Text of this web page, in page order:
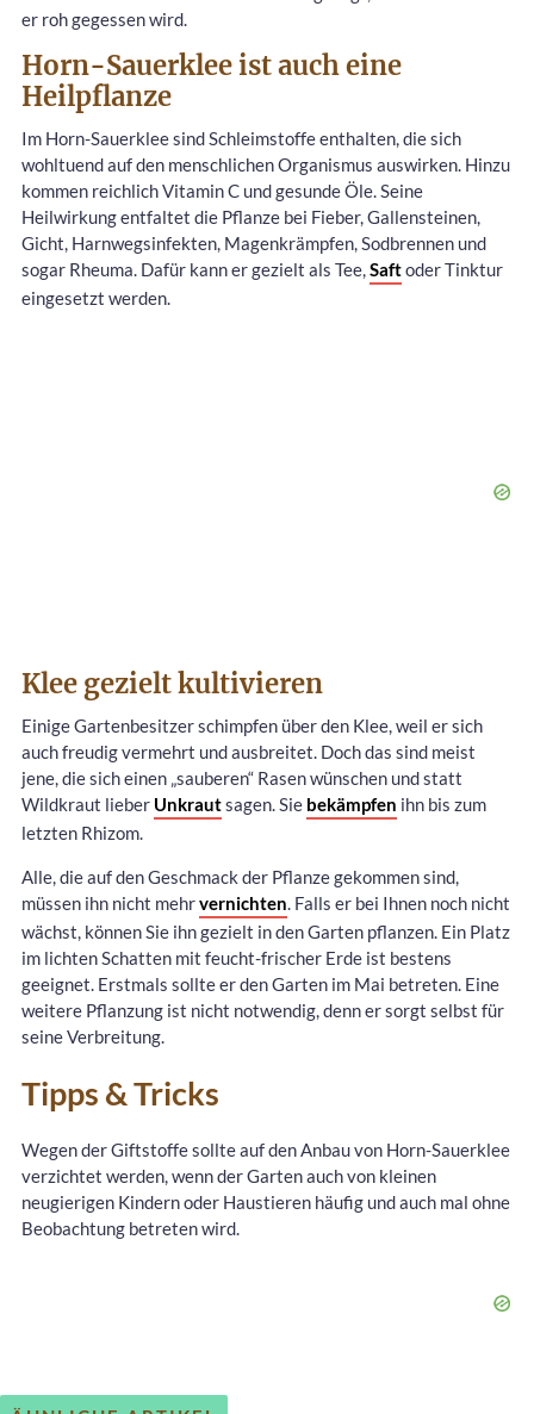
er roh gegessen wird.
Horn-Sauerklee ist auch eine
Heilpflanze
Im Horn-Sauerklee sind Schleimstoffe enthalten, die sich
wohltuend auf den menschlichen Organismus auswirken. Hinzu
kommen reichlich Vitamin C und gesunde Öle. Seine
Heilwirkung entfaltet die Pflanze bei Fieber, Gallensteinen,
Gicht, Harnwegsinfekten, Magenkrämpfen, Sodbrennen und
sogar Rheuma. Dafür kann er gezielt als Tee,Saftoder Tinktur
eingesetzt werden.
Klee gezielt kultivieren
Einige Gartenbesitzer schimpfen über den Klee, weil er sich
auch freudig vermehrt und ausbreitet. Doch das sind meist
jene, die sich einen „sauberen“ Rasen wünschen und statt
Wildkraut lieber Unkrautsagen. Sie bekämpfen ihn bis zum
letzten Rhizom.
Alle, die auf den Geschmack der Pflanze gekommen sind,
müssen ihn nicht mehrvernichten. Falls er bei Ihnen noch nicht
wächst, können Sie ihn gezielt in den Garten pflanzen. Ein Platz
im lichten Schatten mit feucht-frischer Erde ist bestens
geeignet. Erstmals sollte er den Garten im Mai betreten. Eine
weitere Pflanzung ist nicht notwendig, denn er sorgt selbst für
seine Verbreitung.
Tipps & Tricks
Wegen der Giftstoffe sollte auf den Anbau von Horn-Sauerklee
verzichtet werden, wenn der Garten auch von kleinen
neugierigen Kindern oder Haustieren häufig und auch mal ohne
Beobachtung betreten wird.